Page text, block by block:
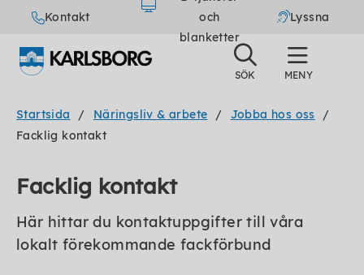
Kontakt
och
blanketter
Lyssna
Startsida Näringsliv & arbete
Jobba hos oss
Facklig kontakt
Facklig kontakt
Här hittar du kontaktuppgifter till våra
lokalt förekommande fackförbund